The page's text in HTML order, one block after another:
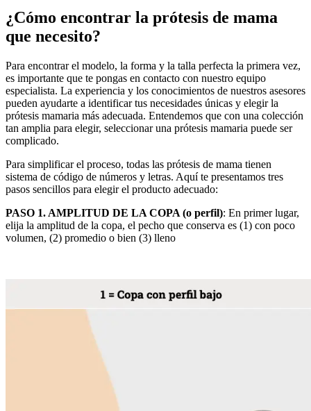
¿Cómo encontrar la prótesis de mama
que necesito?
Para encontrar el modelo, la forma y la talla perfecta la primera vez,
es importante que te pongas en contacto con nuestro equipo
especialista. La experiencia y los conocimientos de nuestros asesores
pueden ayudarte a identificar tus necesidades únicas y elegir la
prótesis mamaria más adecuada. Entendemos que con una colección
tan amplia para elegir, seleccionar una prótesis mamaria puede ser
complicado.
Para simplificar el proceso, todas las prótesis de mama tienen
sistema de código de números y letras. Aquí te presentamos tres
pasos sencillos para elegir el producto adecuado:
PASO 1. AMPLITUD DE LA COPA (o perfil): En primer lugar,
elija la amplitud de la copa, el pecho que conserva es (1) con poco
volumen, (2) promedio o bien (3) lleno